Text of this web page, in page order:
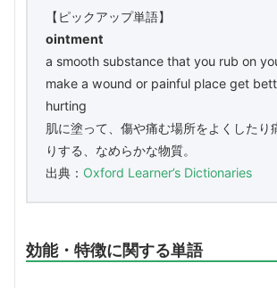
【ピックアップ単語】
ointment
a smooth substance that you rub on
make a wound or painful place get
hurting
肌に塗って、傷や痛む場所をよくしたり
りする、なめらかな物質。
出典： Oxford Learner’s Dictionaries
効能・特徴に関する単語